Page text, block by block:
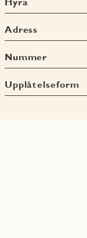
Hyra
Adress
Nummer
Upplåtelseform